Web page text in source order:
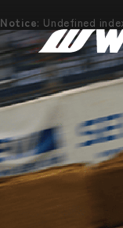
Notice: Undefined